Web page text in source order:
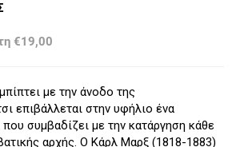
€19,00
με την άνοδο της
επιβάλλεται στην υφήλιο ένα
συμβαδίζει με την κατάργηση κάθε
αρχής. Ο Κάρλ Μαρξ (1818-1883)